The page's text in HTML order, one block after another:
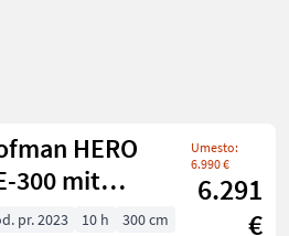
HERO
300 mit
Umesto:
6.990 €
6.291
€
pr. 2023 10 h
300 cm